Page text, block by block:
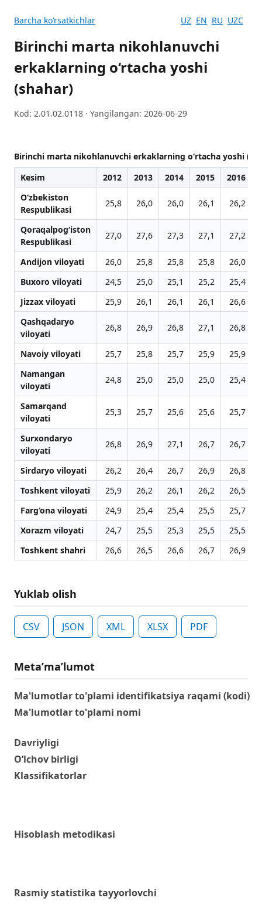
Barcha koʻrsatkichlar UZ EN RU UZC
Birinchi marta nikohlanuvchi
erkaklarning o‘rtacha yoshi
(shahar)
Kod: 2.01.02.0118 · Yangilangan: 2026-06-29
Birinchi marta nikohlanuvchi erkaklarning o‘rtacha yoshi
Kesim
2012 2013 2014 2015 2016
O‘zbekiston
Respublikasi
25,8 26,0 26,0 26,1 26,2
Qoraqalpog‘iston
Respublikasi
27,0 27,6 27,3 27,1 27,2
Andijon viloyati 26,0 25,8 25,8 25,8 26,0
Buxoro viloyati
24,5 25,0 25,1 25,2 25,4
Jizzax viloyati
25,9 26,1 26,1 26,1 26,6
Qashqadaryo
viloyati
26,8 26,9 26,8 27,1 26,8
Navoiy viloyati 25,7 25,8 25,7 25,9 25,9
Namangan
viloyati
24,8 25,0 25,0 25,0 25,4
Samarqand
viloyati
25,3 25,7 25,6 25,6 25,7
Surxondaryo
viloyati
26,8 26,9 27,1 26,7 26,7
Sirdaryo viloyati 26,2 26,4 26,7 26,9 26,8
Toshkent viloyati
25,9 26,2 26,1 26,2 26,5
Farg‘ona viloyati
24,9 25,4 25,4 25,5 25,7
Xorazm viloyati
24,7 25,5 25,3 25,5 25,5
Toshkent shahri
26,6 26,5 26,6 26,7 26,9
Yuklab olish
CSV JSON XML XLSX PDF
Metaʼmaʼlumot
Ma'lumotlar to'plami identifikatsiya raqami (kodi)
Ma'lumotlar to'plami nomi
Davriyligi
O‘lchov birligi
Klassifikatorlar
Hisoblash metodikasi
Rasmiy statistika tayyorlovchi